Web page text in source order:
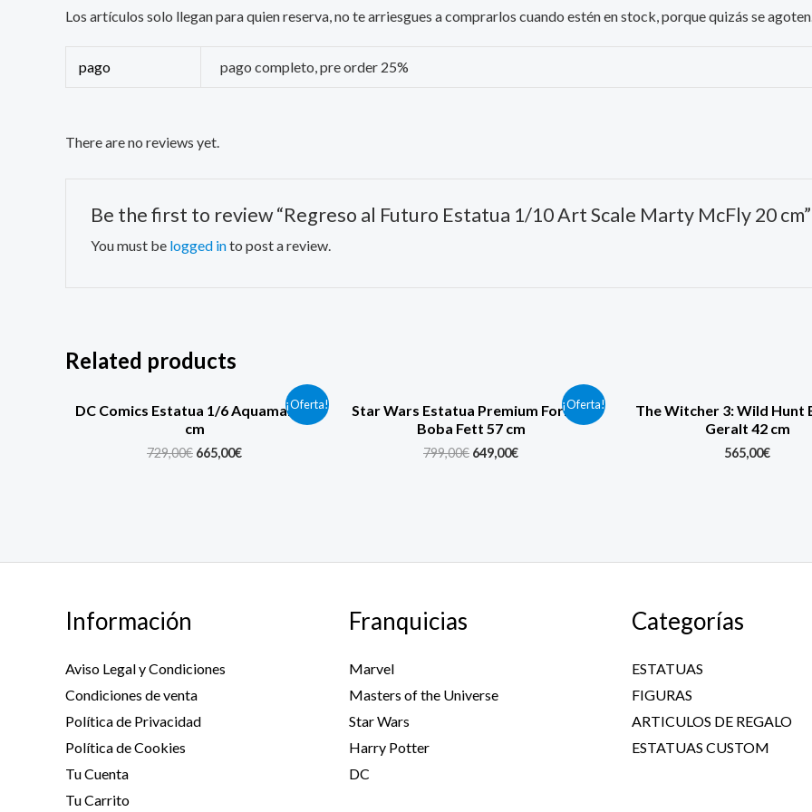
Los artículos solo llegan para quien reserva, no te arriesgues a comprarlos cuando estén en stock, porque quizás se
pago pago completo, pre order 25%
There are no reviews yet.
Be the first to review “Regreso al Futuro Estatua 1/10 Art Scale Marty McFly 20 cm”
You must be logged into post a review.
Related products
¡Oferta!
DC Comics Estatua 1/6 Aquaman 51
cm
729,00€
price
was:
729,00€.
665,00€
Current
price
665,00€.
¡Oferta!
Star Wars Estatua Premium Format
Boba Fett 57 cm
799,00€
price
was:
799,00€.
649,00€
Current
price
is:
649,00€.
The Witcher 3: Wild Hunt
Geralt 42 cm
565,00€
Información
Aviso Legal y Condiciones
Condiciones de venta
Política de Privacidad
Política de Cookies
Tu Cuenta
Tu Carrito
Franquicias
Marvel
Masters of the Universe
Star Wars
Harry Potter
DC
Categorías
ESTATUAS
FIGURAS
ARTICULOS DE REGALO
ESTATUAS CUSTOM